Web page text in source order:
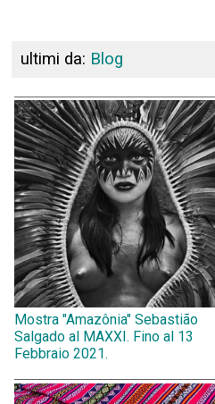
ultimi da: Blog
Mostra "Amazônia" Sebastião
Salgado al MAXXI. Fino al 13
Febbraio 2021.